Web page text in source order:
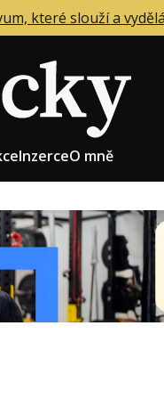
které slouží a
InzerceO mně
zakladatele/CEO
firmy